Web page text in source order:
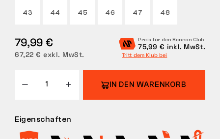
RÜCKGABE
43 44 45 46 47 48
79,99 €
67,22 € exkl. MwSt.
Preis für den Bennon Club
75,99 € inkl. MwSt.
Tritt dem Klub bei
IN DEN WARENKORB
Eigenschaften